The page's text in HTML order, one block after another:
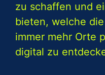
zu schaffen und
bieten, welche
immer mehr Orte
digital zu